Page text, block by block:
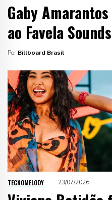
Gaby Amarantos
ao Favela
Por Billboard Brasil
TECNOMELODY 23/07/2026